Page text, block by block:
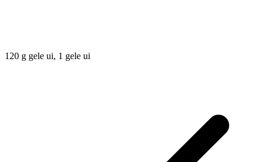
120 g gele ui, 1 gele ui